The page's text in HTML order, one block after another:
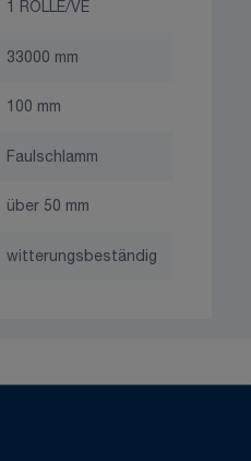
1 ROLLE/VE
33000 mm
100 mm
Faulschlamm
über 50 mm
witterungsbeständig